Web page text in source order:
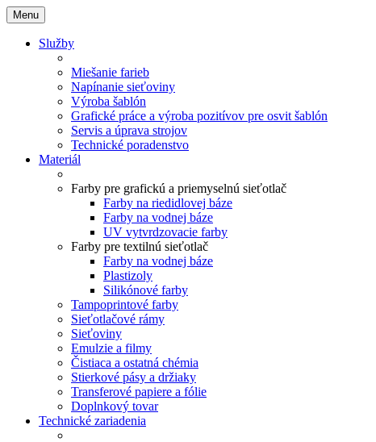
Menu
Služby
Miešanie farieb
Napínanie sieťoviny
Výroba šablón
Grafické práce a výroba pozitívov pre osvit šablón
Servis a úprava strojov
Technické poradenstvo
Materiál
Farby pre grafickú a priemyselnú sieťotlač
Farby na riedidlovej báze
Farby na vodnej báze
UV vytvrdzovacie farby
Farby pre textilnú sieťotlač
Farby na vodnej báze
Plastizoly
Silikónové farby
Tampoprintové farby
Sieťotlačové rámy
Sieťoviny
Emulzie a filmy
Čistiaca a ostatná chémia
Stierkové pásy a držiaky
Transferové papiere a fólie
Doplnkový tovar
Technické zariadenia